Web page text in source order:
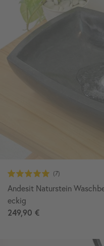
Andesit Naturstein
eckig
249,90 €